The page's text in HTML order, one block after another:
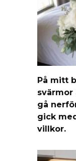
På mitt
gå
gick
villkor.